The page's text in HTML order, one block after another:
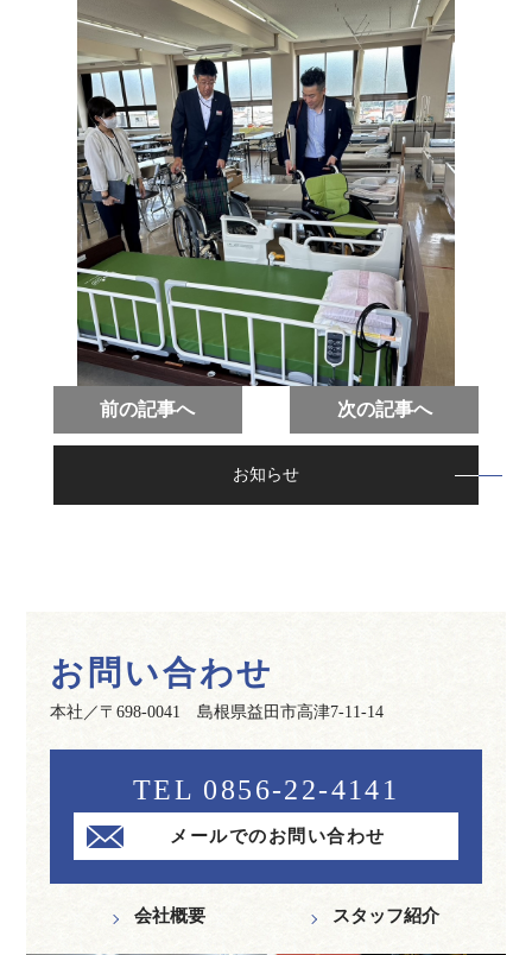
前の記事へ 次の記事へ
お知らせ
お問い合わせ
本社／〒698-0041 島根県益田市高津7-11-14
TEL 0856-22-4141
メールでのお問い合わせ
会社概要 スタッフ紹介